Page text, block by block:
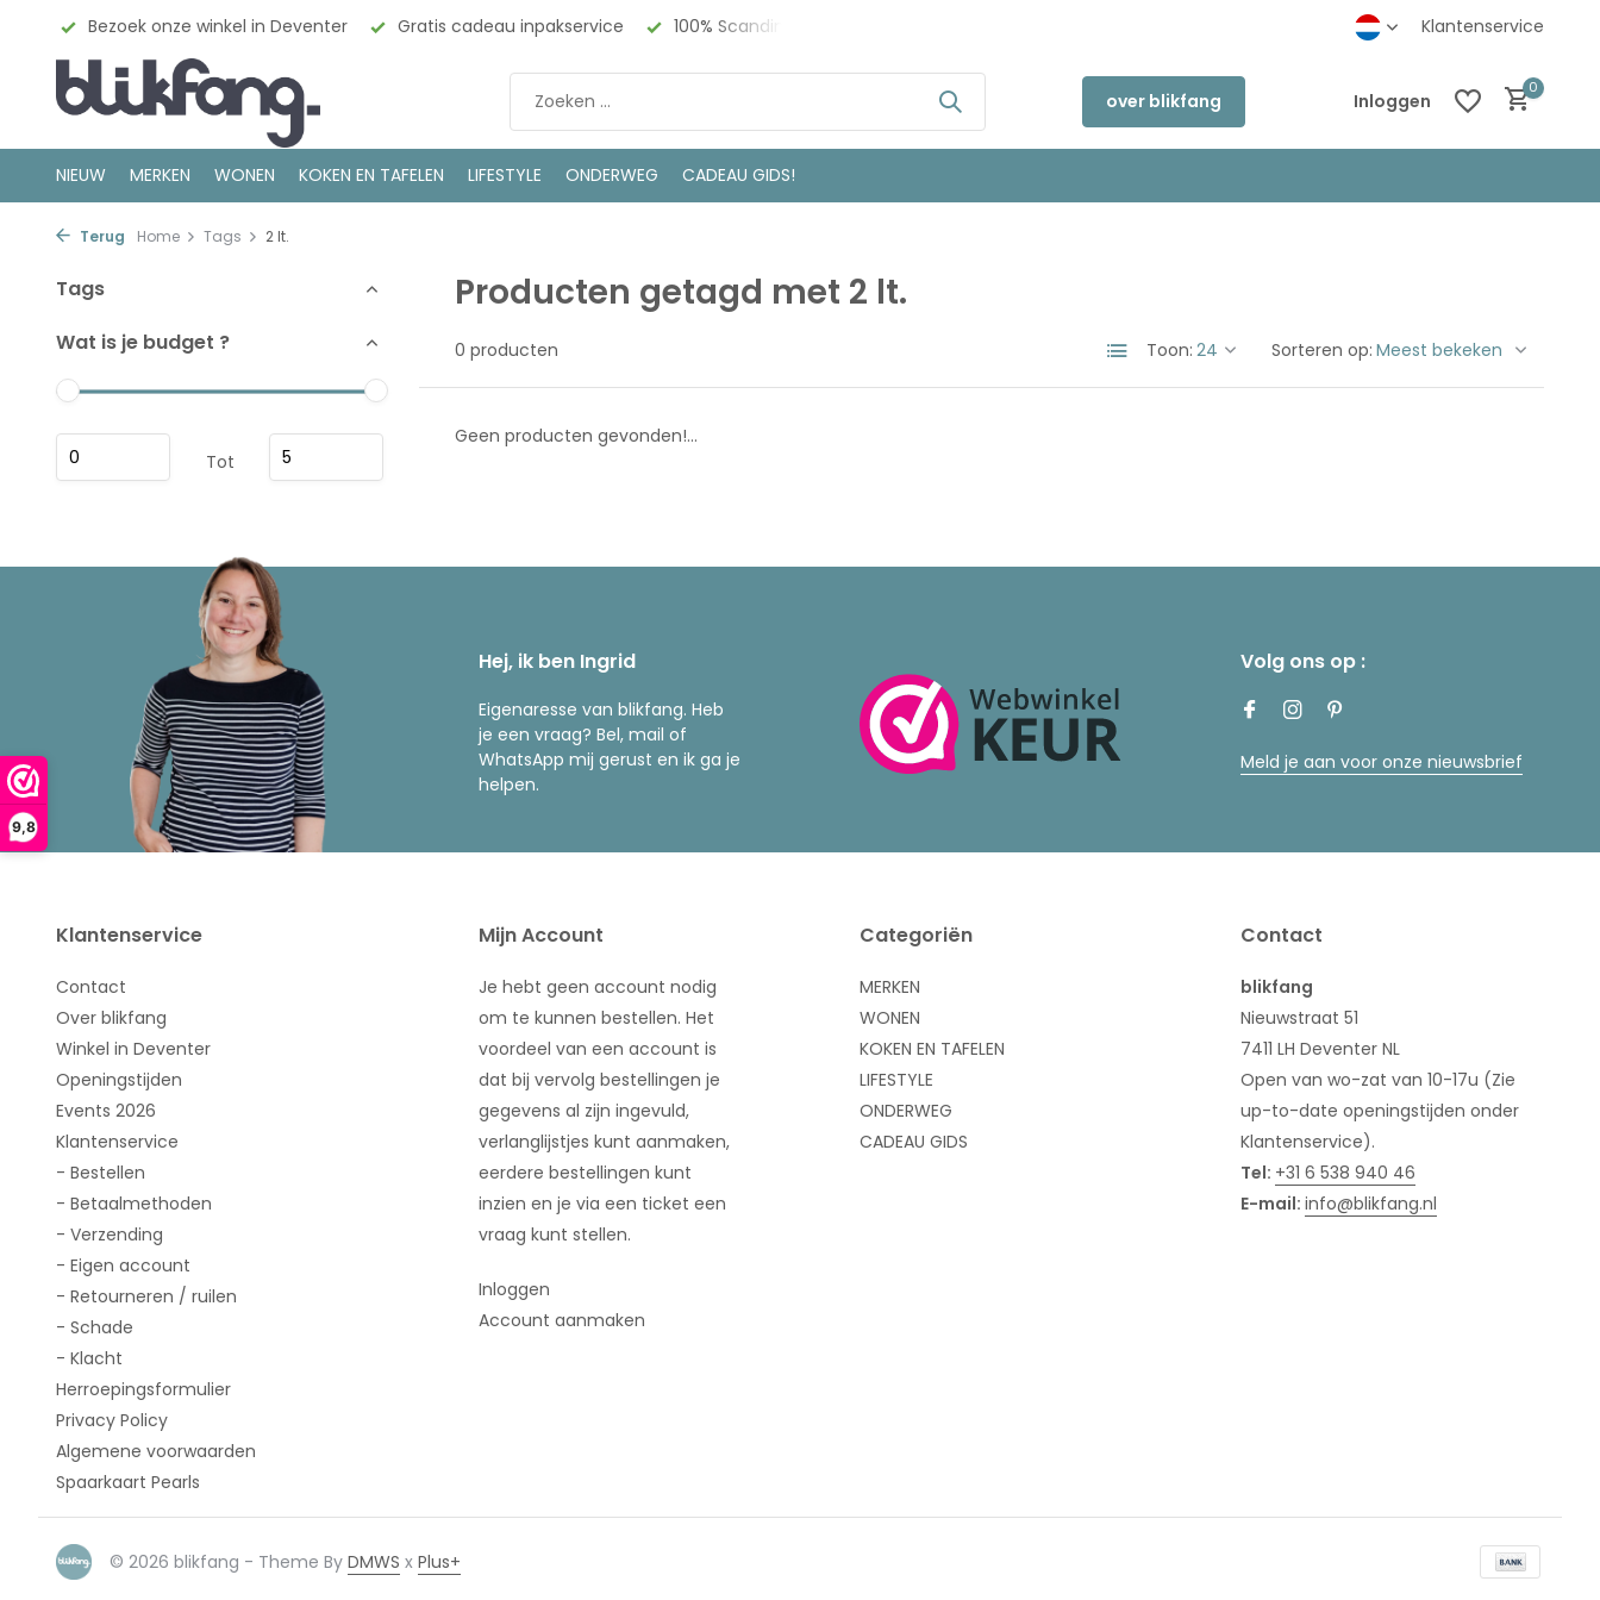
9,8
Bezoek onze winkel in Deventer Gratis cadeau inpakservice 100% Scandinavisch Design Klantenservice
over blikfang Inloggen
0
NIEUW MERKEN WONEN KOKEN EN TAFELEN LIFESTYLE ONDERWEG CADEAU GIDS!
Terug Home Tags 2 lt.
Tags
Wat is je budget ?
Tot
Producten getagd met 2 lt.
0 producten Toon: Sorteren op:
Geen producten gevonden!...
Hej, ik ben Ingrid
Eigenaresse van blikfang. Heb
je een vraag? Bel, mail of
WhatsApp mij gerust en ik ga je
helpen.
Volg ons op :
Meld je aan voor onze nieuwsbrief
Klantenservice
Contact
Over blikfang
Winkel in Deventer
Openingstijden
Events 2026
Klantenservice
- Bestellen
- Betaalmethoden
- Verzending
- Eigen account
- Retourneren / ruilen
- Schade
- Klacht
Herroepingsformulier
Privacy Policy
Algemene voorwaarden
Spaarkaart Pearls
Mijn Account
Je hebt geen account nodig
om te kunnen bestellen. Het
voordeel van een account is
dat bij vervolg bestellingen je
gegevens al zijn ingevuld,
verlanglijstjes kunt aanmaken,
eerdere bestellingen kunt
inzien en je via een ticket een
vraag kunt stellen.
Inloggen
Account aanmaken
Categoriën
MERKEN
WONEN
KOKEN EN TAFELEN
LIFESTYLE
ONDERWEG
CADEAU GIDS
Contact
blikfang
Nieuwstraat 51
7411 LH Deventer NL
Open van wo-zat van 10-17u (Zie
up-to-date openingstijden onder
Klantenservice).
Tel: +31 6 538 940 46
E-mail: info@blikfang.nl
© 2026 blikfang - Theme By DMWS x Plus+